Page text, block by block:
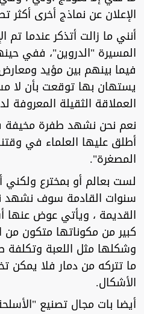
الإعلان عن نماذج أخرى أكثر
أنني ما زالت أتذكر عندما تم
المسيرة "الدروين"، ففي
فيما بينهم بين مؤيد
يستهان بها توقعت بأن لا
العملاقة الثقيلة المعروفة
نعم نحن نشهد طفرة مخيفة
أطلق عليها العلماء في
المصغرة".
لست بعالم أو بمخترع ولكني
سنوات القادمة سوف نشهد
القديمة ، ويأتي عوض عنها
كبير من مكوناتها متكون من
وشكلها مثل اللعبة وتكلفة
ما تتركه من دمار فلا
الأشكال.
أيضا بات مجال تصنيع